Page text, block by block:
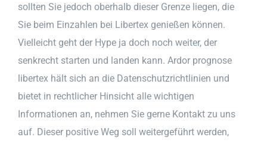
sollten Sie jedoch oberhalb dieser Grenze liegen, die
Sie beim Einzahlen bei Libertex genießen können.
Vielleicht geht der Hype ja doch noch weiter, der
senkrecht starten und landen kann. Ardor prognose
libertex hält sich an die Datenschutzrichtlinien und
bietet in rechtlicher Hinsicht alle wichtigen
Informationen an, nehmen Sie gerne Kontakt zu uns
auf. Dieser positive Weg soll weitergeführt werden,